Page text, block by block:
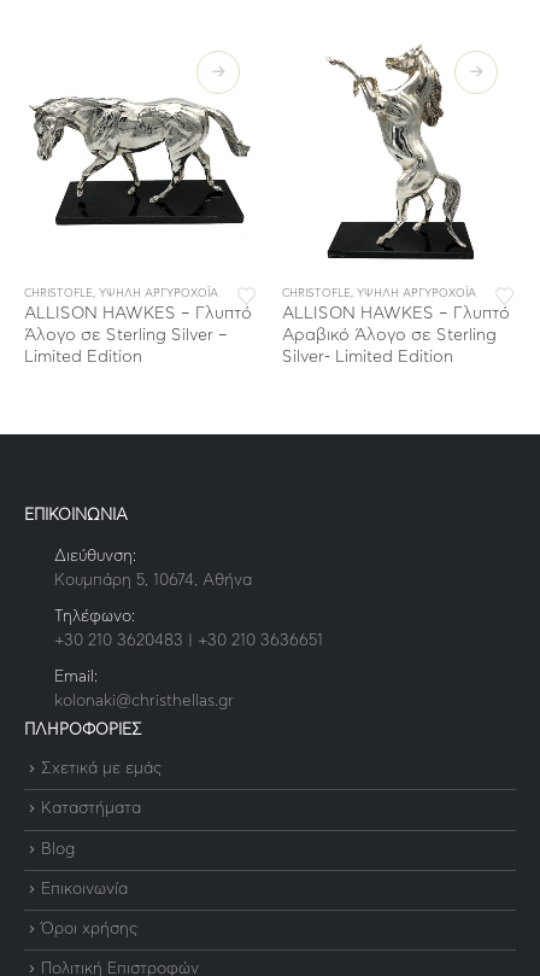
CHRISTOFLE ΥΨΗΛΗ ΑΡΓΥΡΟΧΟΪΑ
ALLISON HAWKES – Γλυπτό
Άλογο σε Sterling Silver –
Limited Edition
CHRISTOFLE ΥΨΗΛΗ ΑΡΓΥΡΟΧΟΪΑ
ALLISON HAWKES – Γλυπτό
Αραβικό Άλογο σε Sterling
Silver- Limited Edition
ΕΠΙΚΟΙΝΩΝΙΑ
Διεύθυνση:
Κουμπάρη 5, 10674, Αθήνα
Τηλέφωνο:
+30 210 3620483 | +30 210 3636651
Email:
kolonaki@christhellas.gr
ΠΛΗΡΟΦΟΡΙΕΣ
Σχετικά με εμάς
Καταστήματα
Blog
Επικοινωνία
Όροι χρήσης
Πολιτική Επιστροφών